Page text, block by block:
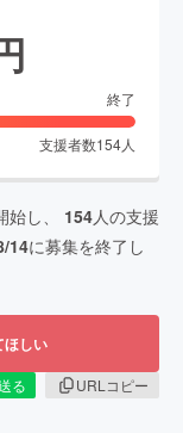
終了
支援者数154人
始し、 154人の支援
14に募集を終了し
ほしい
る
URLコピー